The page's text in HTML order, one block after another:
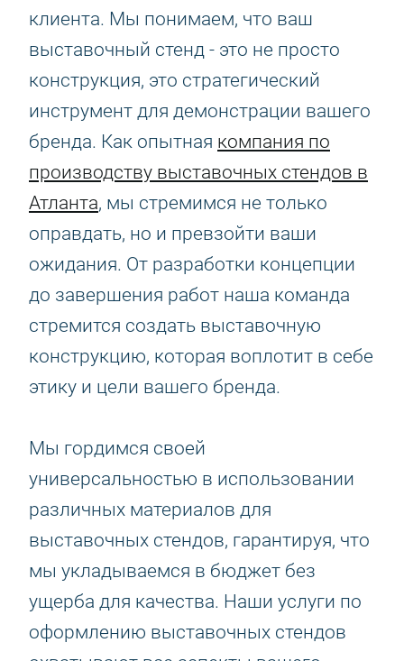
клиента. Мы понимаем, что ваш
выставочный стенд - это не просто
конструкция, это стратегический
инструмент для демонстрации вашего
бренда. Как опытная компания по
производству выставочных стендов в
Атланта, мы стремимся не только
оправдать, но и превзойти ваши
ожидания. От разработки концепции
до завершения работ наша команда
стремится создать выставочную
конструкцию, которая воплотит в себе
этику и цели вашего бренда.
Мы гордимся своей
универсальностью в использовании
различных материалов для
выставочных стендов, гарантируя, что
мы укладываемся в бюджет без
ущерба для качества. Наши услуги по
оформлению выставочных стендов